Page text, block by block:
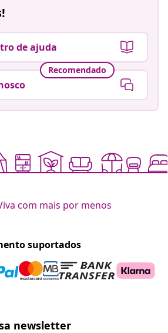
de ajuda
Recomendado
com mais por menos
suportados
newsletter